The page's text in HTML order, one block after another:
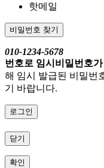
핫메일
비밀번호 찾기
010-1234-5678
번호로 임시비밀번호
해 임시 발급된 비밀번
기 바랍니다.
로그인
닫기
확인